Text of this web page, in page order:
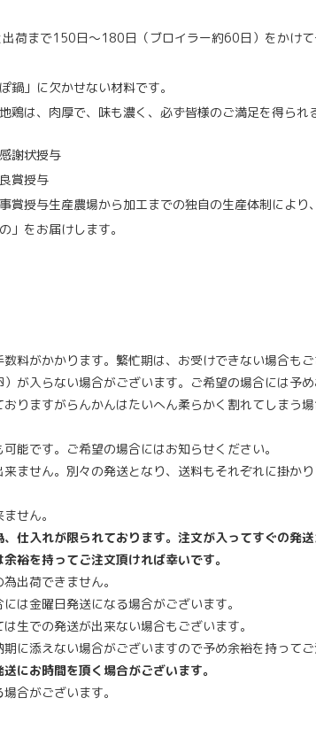
荷まで150日～180日（ブロイラー約60日）をかけ
鍋」に欠かせない材料です。
鶏は、肉厚で、味も濃く、必ず皆様のご満足を得られ
謝状授与
賞授与
授与生産農場から加工までの独自の生産体制により
」をお届けします。
料がかかります。繁忙期は、お受けできない場合もご
が入らない場合がございます。ご希望の場合には予め
りますがらんかんはたいへん柔らかく割れてしまう
能です。ご希望の場合にはお知らせください。
ません。別々の発送となり、送料もそれぞれに掛か
せん。
、仕入れが限られております。注文が入ってすぐの発
裕を持ってご注文頂ければ幸いです。
出荷できません。
は金曜日発送になる場合がございます。
生での発送が出来ない場合もございます。
に添えない場合がございますので予め余裕を持ってご
にお時間を頂く場合がございます。
合がございます。